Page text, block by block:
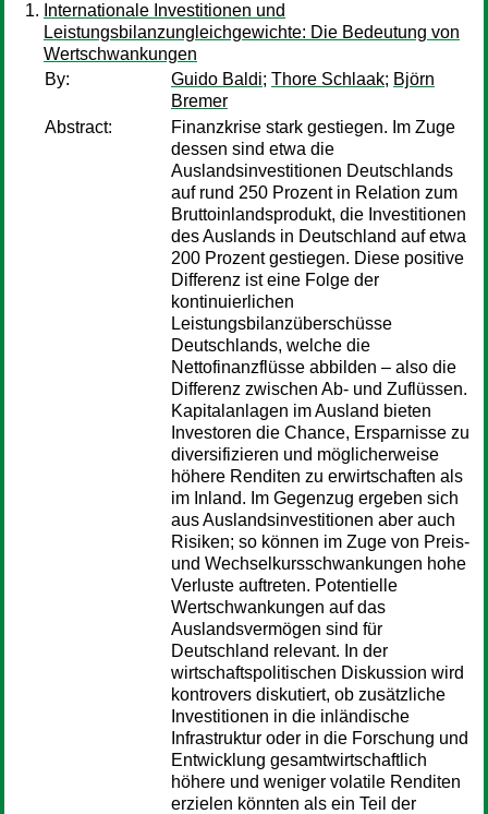
Internationale Investitionen und
Leistungsbilanzungleichgewichte: Die Bedeutung von
Wertschwankungen
By:
Guido Baldi; Thore Schlaak; Björn
Bremer
Abstract:
Finanzkrise stark gestiegen. Im Zuge
dessen sind etwa die
Auslandsinvestitionen Deutschlands
auf rund 250 Prozent in Relation zum
Bruttoinlandsprodukt, die Investitionen
des Auslands in Deutschland auf etwa
200 Prozent gestiegen. Diese positive
Differenz ist eine Folge der
kontinuierlichen
Leistungsbilanzüberschüsse
Deutschlands, welche die
Nettofinanzflüsse abbilden – also die
Differenz zwischen Ab- und Zuflüssen.
Kapitalanlagen im Ausland bieten
Investoren die Chance, Ersparnisse zu
diversifizieren und möglicherweise
höhere Renditen zu erwirtschaften als
im Inland. Im Gegenzug ergeben sich
aus Auslandsinvestitionen aber auch
Risiken; so können im Zuge von Preis-
und Wechselkursschwankungen hohe
Verluste auftreten. Potentielle
Wertschwankungen auf das
Auslandsvermögen sind für
Deutschland relevant. In der
wirtschaftspolitischen Diskussion wird
kontrovers diskutiert, ob zusätzliche
Investitionen in die inländische
Infrastruktur oder in die Forschung und
Entwicklung gesamtwirtschaftlich
höhere und weniger volatile Renditen
erzielen könnten als ein Teil der